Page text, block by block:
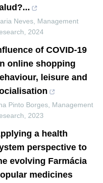
Neves Management
2024
of COVID-19
online shopping
leisure and
Pinto Borges Management
2023
a health
perspective to
evolving Farmácia
medicines